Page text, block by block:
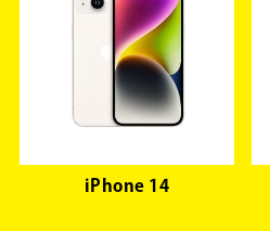
iPhone 14